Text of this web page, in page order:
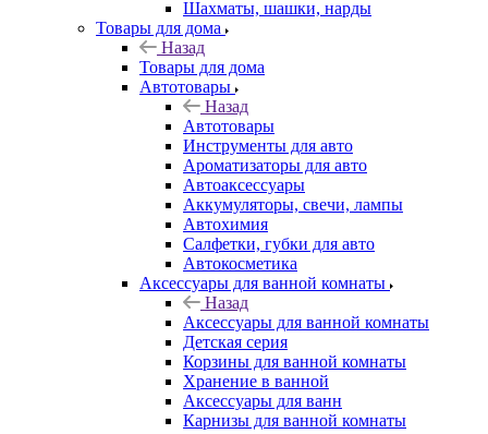
Шахматы, шашки, нарды
Товары для дома
Назад
Товары для дома
Автотовары
Назад
Автотовары
Инструменты для авто
Ароматизаторы для авто
Автоаксессуары
Аккумуляторы, свечи, лампы
Автохимия
Салфетки, губки для авто
Автокосметика
Аксессуары для ванной комнаты
Назад
Аксессуары для ванной комнаты
Детская серия
Корзины для ванной комнаты
Хранение в ванной
Аксессуары для ванн
Карнизы для ванной комнаты